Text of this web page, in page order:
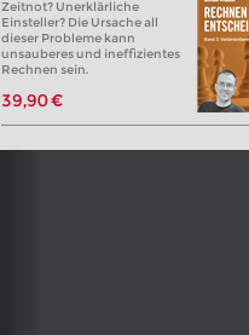
Zeitnot? Unerklärliche
Einsteller? Die Ursache all
dieser Probleme kann
unsauberes und ineffizientes
Rechnen sein.
39,90 €